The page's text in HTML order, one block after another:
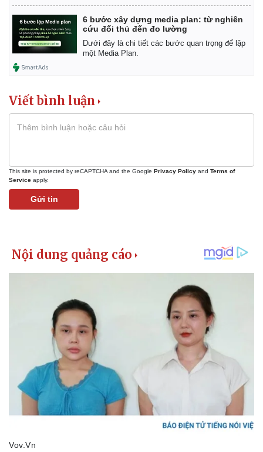
6 bước xây dựng media plan: từ nghiên
cứu đối thủ đến đo lường
Dưới đây là chi tiết các bước quan trọng để lập
một Media Plan.
Viết bình luận
This site is protected by reCAPTCHA and the Google Privacy Policy and Terms of
Service apply.
Gửi tin